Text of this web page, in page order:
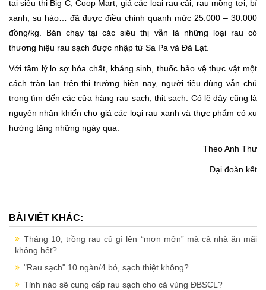
tại siêu thị Big C, Coop Mart, giá các loại rau cải, rau mồng tơi, bí
xanh, su hào… đã được điều chỉnh quanh mức 25.000 – 30.000
đồng/kg. Bán chạy tại các siêu thị vẫn là những loại rau có
thương hiệu rau sạch được nhập từ Sa Pa và Đà Lạt.
Với tâm lý lo sợ hóa chất, kháng sinh, thuốc bảo vệ thực vật một
cách tràn lan trên thị trường hiện nay, người tiêu dùng vẫn chú
trọng tìm đến các cửa hàng rau sạch, thịt sạch. Có lẽ đây cũng là
nguyên nhân khiến cho giá các loại rau xanh và thực phẩm có xu
hướng tăng những ngày qua.
Theo Anh Thư
Đại đoàn kết
BÀI VIẾT KHÁC:
Tháng 10, trồng rau củ gì lên “mơn mởn” mà cả nhà ăn mãi
không hết?
"Rau sạch" 10 ngàn/4 bó, sạch thiệt không?
Tỉnh nào sẽ cung cấp rau sạch cho cả vùng ĐBSCL?